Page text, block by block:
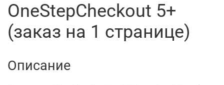
OneStepCheckout 5+
(заказ на 1 странице)
Описание